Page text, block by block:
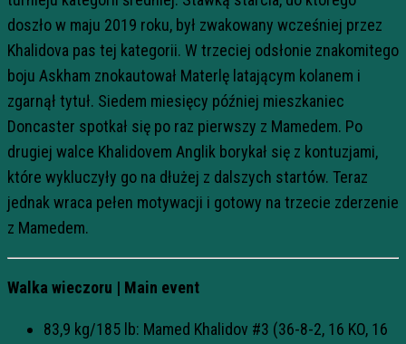
doszło w maju 2019 roku, był zwakowany wcześniej przez
Khalidova pas tej kategorii. W trzeciej odsłonie znakomitego
boju Askham znokautował Materlę latającym kolanem i
zgarnął tytuł. Siedem miesięcy później mieszkaniec
Doncaster spotkał się po raz pierwszy z Mamedem. Po
drugiej walce Khalidovem Anglik borykał się z kontuzjami,
które wykluczyły go na dłużej z dalszych startów. Teraz
jednak wraca pełen motywacji i gotowy na trzecie zderzenie
z Mamedem.
Walka wieczoru | Main event
83,9 kg/185 lb: Mamed Khalidov #3 (36-8-2, 16 KO, 16